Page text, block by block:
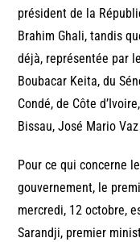
président de la
Brahim Ghali, tandis
déjà, représentée par
Boubacar Keita, du
Condé, de Côte
Bissau, José Mario
Pour ce qui concerne
gouvernement, le
mercredi, 12 octobre,
Sarandji, premier